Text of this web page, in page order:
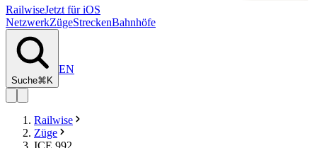
RailwiseJetzt für iOS
NetzwerkZügeStreckenBahnhöfe
Suche⌘K
EN
Railwise
Züge
ICE 992